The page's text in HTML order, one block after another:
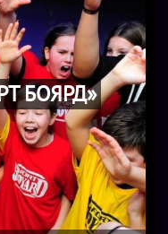
БОЯРД»